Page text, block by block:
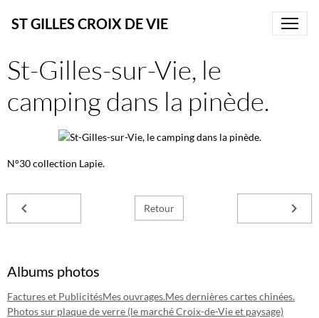
ST GILLES CROIX DE VIE
St-Gilles-sur-Vie, le
camping dans la pinède.
N°30 collection Lapie.
Retour
Albums photos
Factures et PublicitésMes ouvrages.Mes dernières cartes chinées.
Photos sur plaque de verre (le marché Croix-de-Vie et paysage)